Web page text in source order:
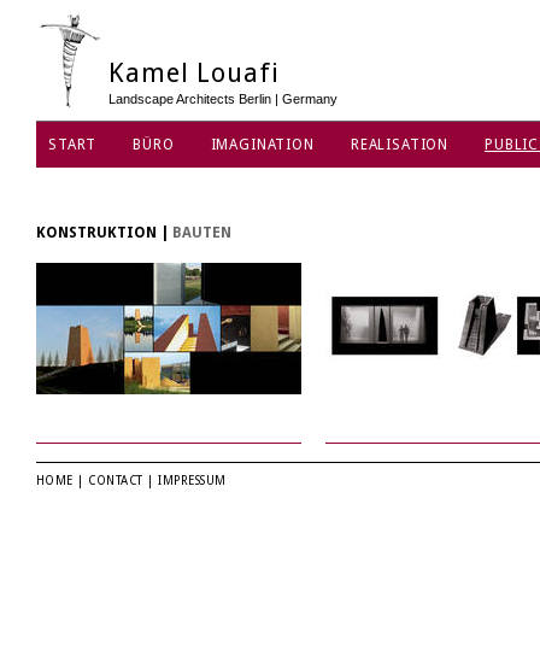
Kamel Louafi
Landscape Architects Berlin | Germany
START BÜRO IMAGINATION REALISATION
KONSTRUKTION BAUTEN
HOME CONTACT |IMPRESSUM